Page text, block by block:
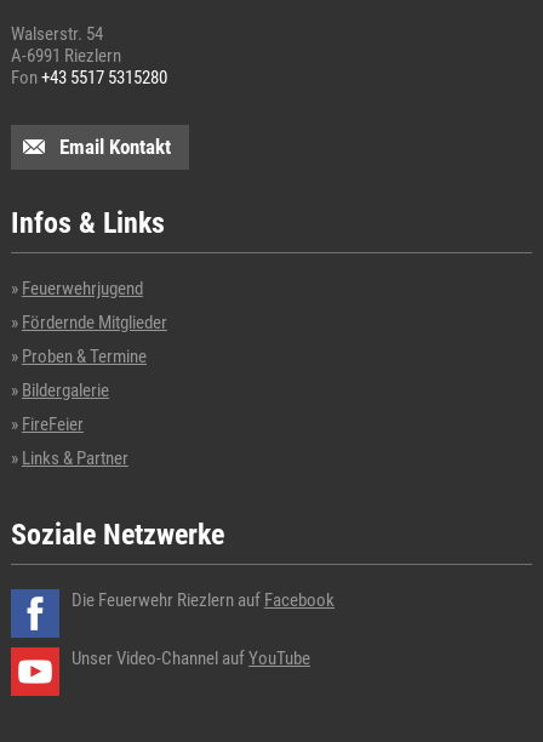
Walserstr. 54
A-6991 Riezlern
Fon+43 5517 5315280
Email Kontakt
Infos & Links
Feuerwehrjugend
Fördernde Mitglieder
Proben & Termine
Bildergalerie
FireFeier
Links & Partner
Soziale Netzwerke
Die Feuerwehr Riezlern auf Facebook
Unser Video-Channel aufYouTube